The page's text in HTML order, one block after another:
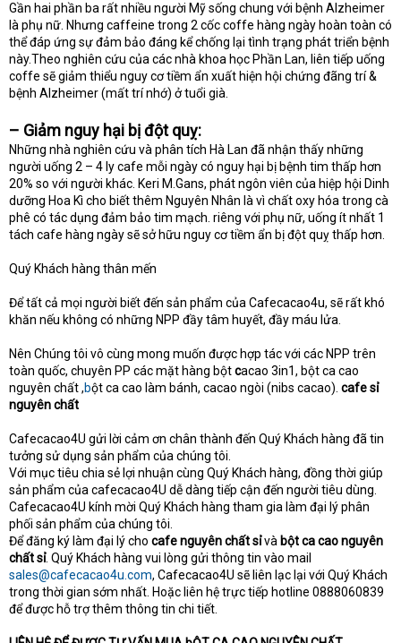
Gần hai phần ba rất nhiều người Mỹ sống chung với bệnh Alzheimer
là phụ nữ. Nhưng caffeine trong 2 cốc coffe hàng ngày hoàn toàn có
thể đáp ứng sự đảm bảo đáng kể chống lại tình trạng phát triển bệnh
này.Theo nghiên cứu của các nhà khoa học Phần Lan, liên tiếp uống
coffe sẽ giảm thiểu nguy cơ tiềm ẩn xuất hiện hội chứng đãng trí &
bệnh Alzheimer (mất trí nhớ) ở tuổi già.
– Giảm nguy hại bị đột quỵ:
Những nhà nghiên cứu và phân tích Hà Lan đã nhận thấy những
người uống 2 – 4 ly cafe mỗi ngày có nguy hại bị bệnh tim thấp hơn
20% so với người khác. Keri M.Gans, phát ngôn viên của hiệp hội Dinh
dưỡng Hoa Kì cho biết thêm Nguyên Nhân là vì chất oxy hóa trong cà
phê có tác dụng đảm bảo tim mạch. riêng với phụ nữ, uống ít nhất 1
tách cafe hàng ngày sẽ sở hữu nguy cơ tiềm ẩn bị đột quỵ thấp hơn.
Quý Khách hàng thân mến
Để tất cả mọi người biết đến sản phẩm của Cafecacao4u, sẽ rất khó
khăn nếu không có những NPP đầy tâm huyết, đầy máu lửa.
Nên Chúng tôi vô cùng mong muốn được hợp tác với các NPP trên
toàn quốc, chuyên PP các mặt hàng bộtcacao 3in1, bột ca cao
nguyên chất ,bột ca cao làm bánh, cacao ngòi (nibs cacao). cafe sỉ
nguyên chất
Cafecacao4U gửi lời cảm ơn chân thành đến Quý Khách hàng đã tin
tưởng sử dụng sản phẩm của chúng tôi.
Với mục tiêu chia sẻ lợi nhuận cùng Quý Khách hàng, đồng thời giúp
sản phẩm của cafecacao4U dễ dàng tiếp cận đến người tiêu dùng.
Cafecacao4U kính mời Quý Khách hàng tham gia làm đại lý phân
phối sản phẩm của chúng tôi.
Để đăng ký làm đại lý cho cafe nguyên chất sỉvà bột ca cao nguyên
chất sỉ. Quý Khách hàng vui lòng gửi thông tin vào mail
sales@cafecacao4u.com, Cafecacao4U sẽ liên lạc lại với Quý Khách
trong thời gian sớm nhất. Hoặc liên hệ trực tiếp hotline 0888060839
để được hỗ trợ thêm thông tin chi tiết.